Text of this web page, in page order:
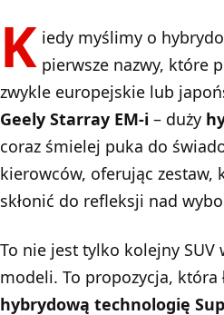
K iedy myślimy o
pierwsze nazwy, które
zwykle europejskie lub
Geely Starray EM-i – duży
coraz śmielej puka do
kierowców, oferując zestaw,
skłonić do refleksji nad
To nie jest tylko kolejny
modeli. To propozycja, która
hybrydową technologię